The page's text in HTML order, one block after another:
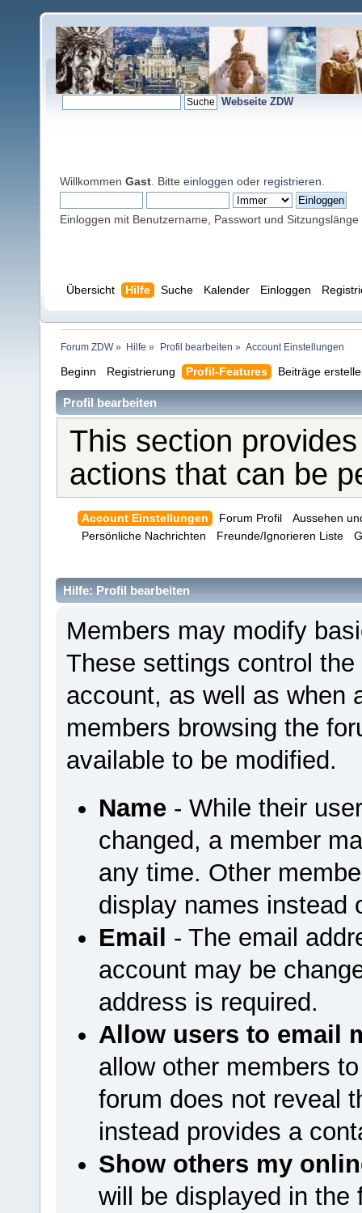
Webseite ZDW
Willkommen Gast . Bitte einloggen oder registrieren
Einloggen mit Benutzername, Passwort und Sitzungslänge
Übersicht Hilfe Suche Kalender Einloggen
Forum ZDW» Hilfe » Profil bearbeiten » Account Einstellungen
Beginn Registrierung Profil-Features Beiträge
Profil bearbeiten
This section
actions that can be
Account Einstellungen Forum Profil
Aussehen
Persönliche Nachrichten
Freunde/Ignorieren Liste
Hilfe: Profil bearbeiten
Members may modify
These settings control
account, as well as when
members browsing the
available to be modified.
Name- While their
changed, a member
any time. Other
display names instead
Email - The email
account may be
address is required.
Allow users to email
allow other members
forum does not reveal
instead provides a
Show others my
will be displayed in